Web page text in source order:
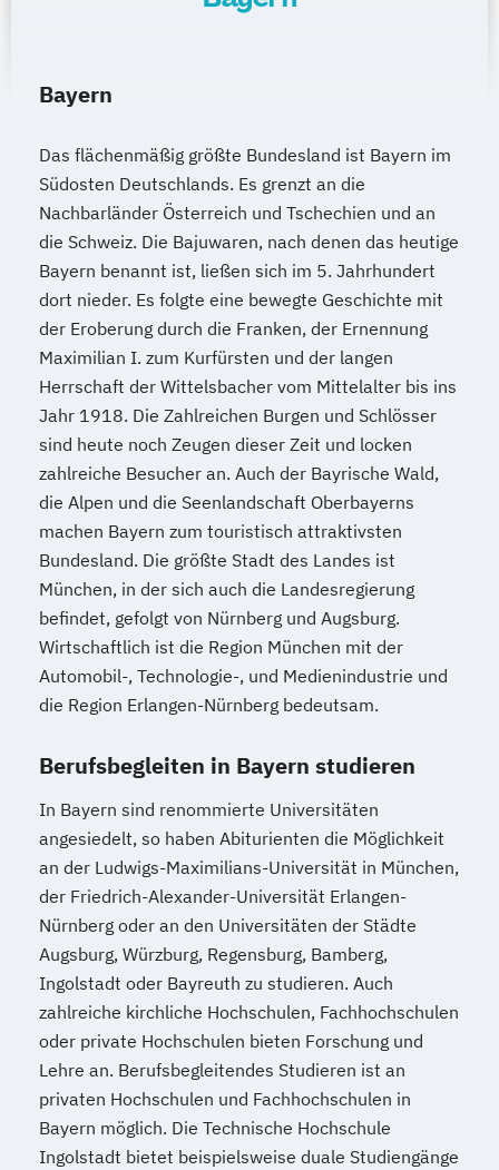
Wirtschaftsingenieurwesen Maschinenbau
Wirtschaftswissenschaftler
Produktion
Wirtschafts­ingenieur­wesen
Fahrzeugtechnik
Wirtschafts­ingenieur­wesen Informatik
Wirtschafts­ingenieur­wesen
Kunststofftechnik
Wirtschafts­ingenieur­wesen Künstliche
Intelligenz
Wirtschafts­ingenieur­wesen Lebensmittel
Wirtschafts­ingenieur­wesen Logistik
Wirtschafts­ingenieur­wesen Mechatronik
Wirtschafts­ingenieur­wesen Medizintechnik
Wirtschafts­ingenieur­wesen
Verfahrenstechnik
Zukunftsmanagement
Bayern
Das flächenmäßig größte Bundesland ist Bayern im
Südosten Deutschlands. Es grenzt an die
Nachbarländer Österreich und Tschechien und an
die Schweiz. Die Bajuwaren, nach denen das heutige
Bayern benannt ist, ließen sich im 5. Jahrhundert
dort nieder. Es folgte eine bewegte Geschichte mit
der Eroberung durch die Franken, der Ernennung
Maximilian I. zum Kurfürsten und der langen
Herrschaft der Wittelsbacher vom Mittelalter bis ins
Jahr 1918. Die Zahlreichen Burgen und Schlösser
sind heute noch Zeugen dieser Zeit und locken
zahlreiche Besucher an. Auch der Bayrische Wald,
die Alpen und die Seenlandschaft Oberbayerns
machen Bayern zum touristisch attraktivsten
Bundesland. Die größte Stadt des Landes ist
München, in der sich auch die Landesregierung
befindet, gefolgt von Nürnberg und Augsburg.
Wirtschaftlich ist die Region München mit der
Automobil-, Technologie-, und Medienindustrie und
die Region Erlangen-Nürnberg bedeutsam.
Berufsbegleiten in Bayern studieren
In Bayern sind renommierte Universitäten
angesiedelt, so haben Abiturienten die Möglichkeit
an der Ludwigs-Maximilians-Universität in München,
der Friedrich-Alexander-Universität Erlangen-
Nürnberg oder an den Universitäten der Städte
Augsburg, Würzburg, Regensburg, Bamberg,
Ingolstadt oder Bayreuth zu studieren. Auch
zahlreiche kirchliche Hochschulen, Fachhochschulen
oder private Hochschulen bieten Forschung und
Lehre an. Berufsbegleitendes Studieren ist an
privaten Hochschulen und Fachhochschulen in
Bayern möglich. Die Technische Hochschule
Ingolstadt bietet beispielsweise duale Studiengänge